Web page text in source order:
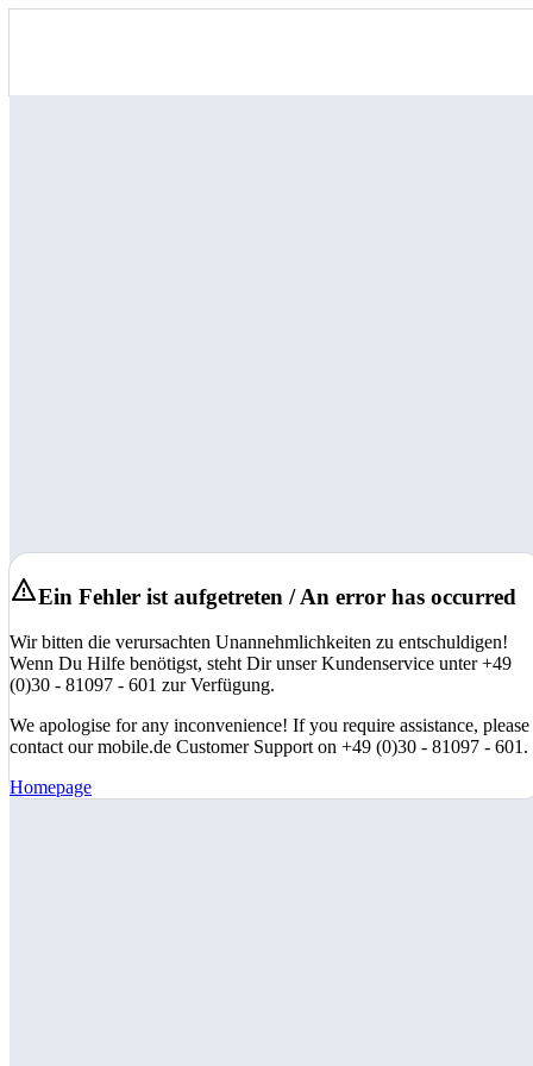
Ein Fehler ist aufgetreten / An error has occurred
Wir bitten die verursachten Unannehmlichkeiten zu entschuldigen!
Wenn Du Hilfe benötigst, steht Dir unser Kundenservice unter +49
(0)30 - 81097 - 601 zur Verfügung.
We apologise for any inconvenience! If you require assistance, please
contact our mobile.de Customer Support on +49 (0)30 - 81097 - 601.
Homepage